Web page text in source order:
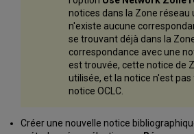
notices dans la Zone réseau
n'existe aucune
se trouvant déjà dans la
correspondance avec une
est trouvée, cette notice de
utilisée, et la notice n'est
notice OCLC.
Créer une nouvelle notice